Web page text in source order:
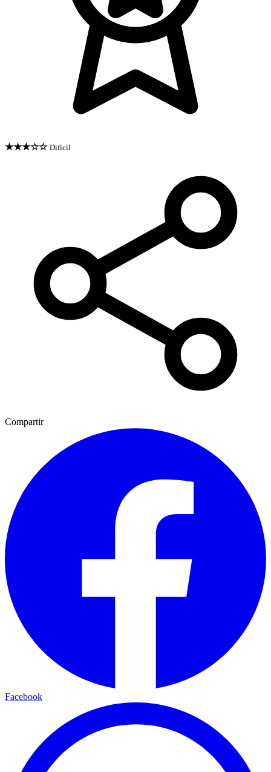
★★★☆☆ Difícil
Compartir
Facebook